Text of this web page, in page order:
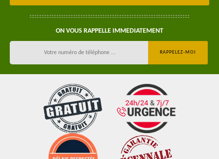
ON VOUS RAPPELLE IMMEDIATEMENT